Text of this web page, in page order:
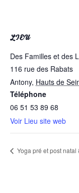
LIEU
Des Familles et des
116 rue des Rabats
Antony, Hauts de
Téléphone
06 51 53 89 68
Voir Lieu site web
Yoga pré et post natal